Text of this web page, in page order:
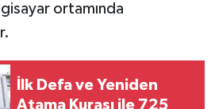
ortamında
İlk Defa ve Yeniden
Atama Kurası ile 725